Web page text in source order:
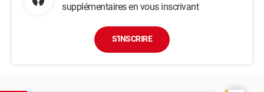
supplémentaires en vous inscrivant
S'INSCRIRE